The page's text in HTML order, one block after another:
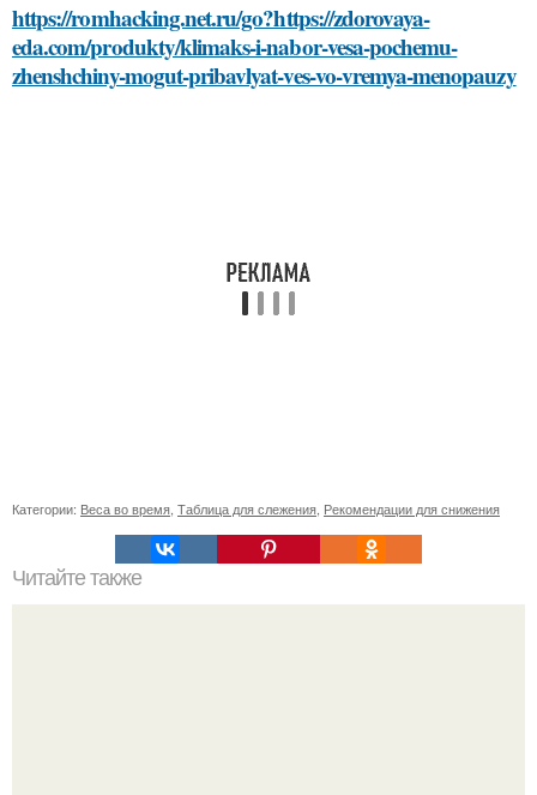
https://romhacking.net.ru/go?https://zdorovaya-
eda.com/produkty/klimaks-i-nabor-vesa-pochemu-
zhenshchiny-mogut-pribavlyat-ves-vo-vremya-menopauzy
Категории: Веса во время, Таблица для слежения, Рекомендации для снижения
Читайте также